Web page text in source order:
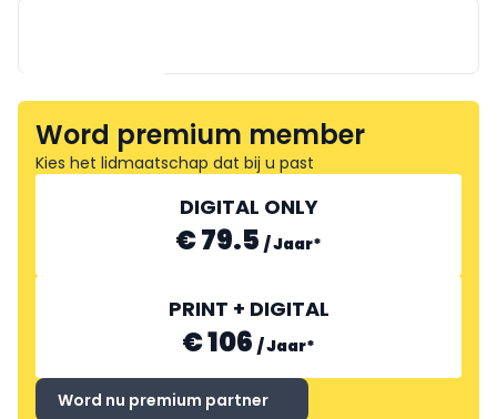
EMM INTERNATIONAL
Word premium member
Kies het lidmaatschap dat bij u past
DIGITAL ONLY
€ 79.5 /Jaar*
PRINT + DIGITAL
€ 106 /Jaar*
Word nu premium partner